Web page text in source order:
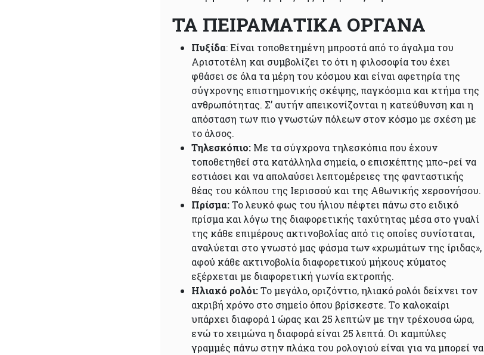
ΤΑ ΠΕΙΡΑΜΑΤΙΚΑ ΟΡΓΑΝΑ
Πυξίδα: Είναι τοποθετημένη μπροστά από το άγαλμα του
Αριστοτέλη και συμβολίζει το ότι η φιλοσοφία του έχει
φθάσει σε όλα τα μέρη του κόσμου και είναι αφετηρία της
σύγχρονης επιστημονικής σκέψης, παγκόσμια και κτήμα της
ανθρωπότητας. Σ’ αυτήν απεικονίζονται η κατεύθυνση και η
απόσταση των πιο γνωστών πόλεων στον κόσμο με σχέση με
το άλσος.
Τηλεσκόπιο: Με τα σύγχρονα τηλεσκόπια που έχουν
τοποθετηθεί στα κατάλληλα σημεία, ο επισκέπτης μπο¬ρεί να
εστιάσει και να απολαύσει λεπτομέρειες της φανταστικής
θέας του κόλπου της Ιερισσού και της Αθωνικής χερσονήσου.
Πρίσμα:Το λευκό φως του ήλιου πέφτει πάνω στο ειδικό
πρίσμα και λόγω της διαφορετικής ταχύτητας μέσα στο γυαλί
της κάθε επιμέρους ακτινοβολίας από τις οποίες συνίσταται,
αναλύεται στο γνωστό μας φάσμα των «χρωμάτων της ίριδας»,
αφού κάθε ακτινοβολία διαφορετικού μήκους κύματος
εξέρχεται με διαφορετική γωνία εκτροπής.
Ηλιακό ρολόι:Το μεγάλο, οριζόντιο, ηλιακό ρολόι δείχνει τον
ακριβή χρόνο στο σημείο όπου βρίσκεστε. Το καλοκαίρι
υπάρχει διαφορά 1 ώρας και 25 λεπτών με την τρέχουσα ώρα,
ενώ το χειμώνα η διαφορά είναι 25 λεπτά. Οι καμπύλες
γραμμές πάνω στην πλάκα του ρολογιού είναι για να μπορεί να